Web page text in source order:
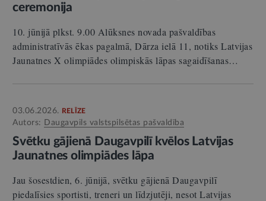
ceremonija
10. jūnijā plkst. 9.00 Alūksnes novada pašvaldības
administratīvās ēkas pagalmā, Dārza ielā 11, notiks Latvijas
Jaunatnes X olimpiādes olimpiskās lāpas sagaidīšanas…
03.06.2026. RELĪZE
Autors: Daugavpils valstspilsētas pašvaldība
Svētku gājienā Daugavpilī kvēlos Latvijas
Jaunatnes olimpiādes lāpa
Jau šosestdien, 6. jūnijā, svētku gājienā Daugavpilī
piedalīsies sportisti, treneri un līdzjutēji, nesot Latvijas